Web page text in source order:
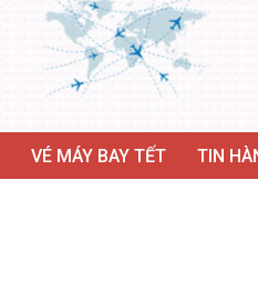
VÉ MÁY BAY TẾT TIN